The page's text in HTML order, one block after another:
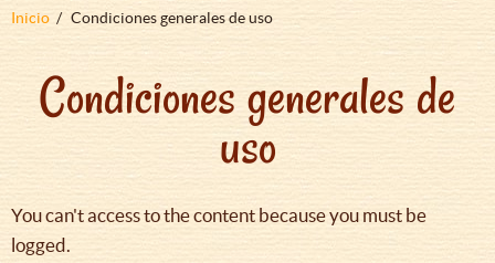
Sobrescribir
ayuda
navegación
Inicio Condiciones generales de uso
Condiciones generales de
uso
You can't access to the content because you must be
logged.